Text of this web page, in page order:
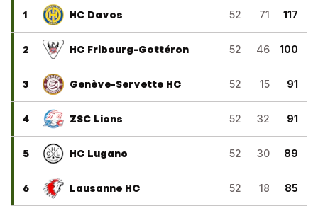
1 HC Davos 52 71 117
2 HC Fribourg-Gottéron 52 46 100
3 Genève-Servette HC 52 15 91
4 ZSC Lions 52 32 91
5 HC Lugano 52 30 89
6 Lausanne HC 52 18 85